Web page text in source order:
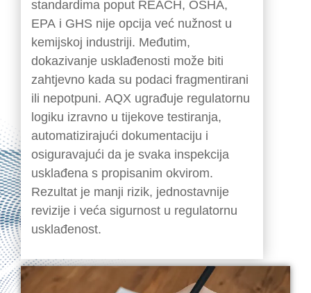
standardima poput REACH, OSHA,
EPA i GHS nije opcija već nužnost u
kemijskoj industriji. Međutim,
dokazivanje usklađenosti može biti
zahtjevno kada su podaci fragmentirani
ili nepotpuni. AQX ugrađuje regulatornu
logiku izravno u tijekove testiranja,
automatizirajući dokumentaciju i
osiguravajući da je svaka inspekcija
usklađena s propisanim okvirom.
Rezultat je manji rizik, jednostavnije
revizije i veća sigurnost u regulatornu
usklađenost.